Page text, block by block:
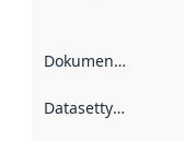
Dokumentasjon
Datasettype